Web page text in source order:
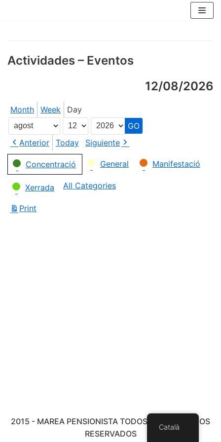
Actividades – Eventos
12/08/2026
Month Week Day
Month
Day
Year
Anterior
Today
Siguiente
Categories
Concentració General Manifestació
Xerrada All Categories
Print
2015 - MAREA PENSIONISTA TODOS LOS DERECHOS
RESERVADOS
Català